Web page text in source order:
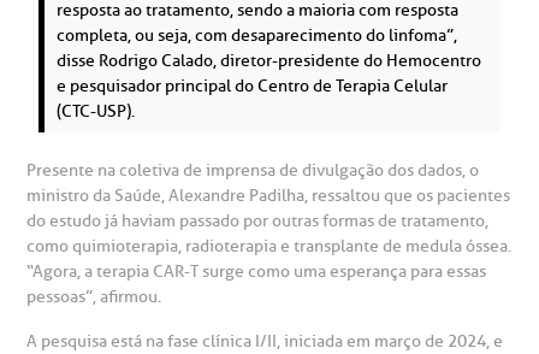
Saiba mais
Endereço:
R. Martiniano de Carvalho, 965
CEP: 01323-001 | Bela Vista
São Paulo - SP
a BP
Conosco
de Benchmarking
Cirurgia
frequentes
resposta ao tratamento, sendo a maioria com resposta
completa, ou seja, com desaparecimento do linfoma”,
disse Rodrigo Calado, diretor-presidente do Hemocentro
e pesquisador principal do Centro de Terapia Celular
(CTC-USP).
Presente na coletiva de imprensa de divulgação dos dados, o
ministro da Saúde, Alexandre Padilha, ressaltou que os pacientes
do estudo já haviam passado por outras formas de tratamento,
como quimioterapia, radioterapia e transplante de medula óssea.
“Agora, a terapia CAR-T surge como uma esperança para essas
pessoas”, afirmou.
A pesquisa está na fase clínica I/II, iniciada em março de 2024, e